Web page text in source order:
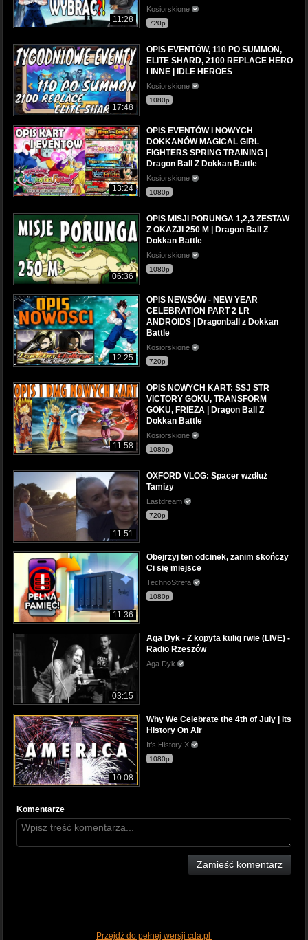
11:28
Kosiorskione
720p
17:48
OPIS EVENTÓW, 110 PO SUMMON,
ELITE SHARD, 2100 REPLACE HERO
I INNE | IDLE HEROES
Kosiorskione
1080p
13:24
OPIS EVENTÓW I NOWYCH
DOKKANÓW MAGICAL GIRL
FIGHTERS SPRING TRAINING |
Dragon Ball Z Dokkan Battle
Kosiorskione
1080p
06:36
OPIS MISJI PORUNGA 1,2,3 ZESTAW
Z OKAZJI 250 M | Dragon Ball Z
Dokkan Battle
Kosiorskione
1080p
12:25
OPIS NEWSÓW - NEW YEAR
CELEBRATION PART 2 LR
ANDROIDS | Dragonball z Dokkan
Battle
Kosiorskione
720p
11:58
OPIS NOWYCH KART: SSJ STR
VICTORY GOKU, TRANSFORM
GOKU, FRIEZA | Dragon Ball Z
Dokkan Battle
Kosiorskione
1080p
11:51
OXFORD VLOG: Spacer wzdłuż
Tamizy
Lastdream
720p
11:36
Obejrzyj ten odcinek, zanim skończy
Ci się miejsce
TechnoStrefa
1080p
03:15
Aga Dyk - Z kopyta kulig rwie (LIVE) -
Radio Rzeszów
Aga Dyk
10:08
Why We Celebrate the 4th of July | Its
History On Air
It’s History X
1080p
Komentarze
Zamieść komentarz
Przejdź do pełnej wersji cda.pl